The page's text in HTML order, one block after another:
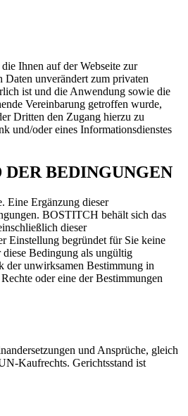
Ihnen auf der Webseite zur
unverändert zum privaten
ist und die Anwendung sowie die
Vereinbarung getroffen wurde,
Dritten den Zugang hierzu zu
und/oder eines Informationsdienstes
BEDINGUNGEN
Eine Ergänzung dieser
BOSTITCH behält sich das
dieser
Einstellung begründet für Sie keine
Bedingung als ungültig
der unwirksamen Bestimmung in
oder eine der Bestimmungen
und Ansprüche, gleich
Kaufrechts. Gerichtsstand ist